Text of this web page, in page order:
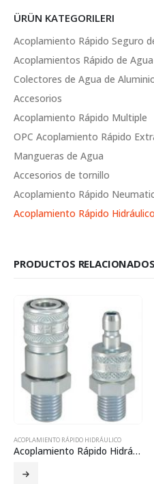
ÜRÜN KATEGORILERI
Acoplamiento Rápido Seguro
Acoplamientos Rápido de Agua
Colectores de Agua de
Accesorios
Acoplamiento Rápido Multiple
OPC Acoplamiento Rápido
Mangueras de Agua
Accesorios de tornillo
Acoplamiento Rápido
Acoplamiento Rápido Hidráulico
PRODUCTOS RELACIONADOS
ACOPLAMIENTO RÁPIDO HIDRÁULICO
Acoplamiento Rápido Hidráulico 706